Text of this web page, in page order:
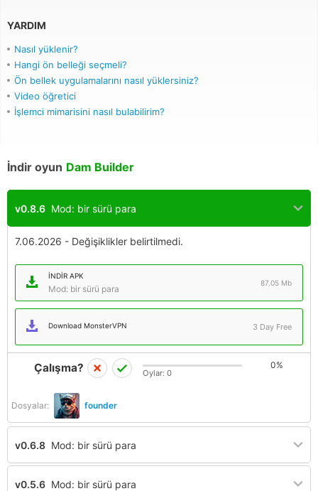
YARDIM
Nasıl yüklenir?
Hangi ön belleği seçmeli?
Ön bellek uygulamalarını nasıl yüklersiniz?
Video öğretici
İşlemci mimarisini nasıl bulabilirim?
İndir oyun Dam Builder
v0.8.6 Mod: bir sürü para
7.06.2026 - Değişiklikler belirtilmedi.
İNDIR APK
Mod: bir sürü para
87.05 Mb
Download MonsterVPN 3 Day Free
Dosyalar: founder
Çalışma? 0%
Oylar: 0
v0.6.8 Mod: bir sürü para
v0.5.6 Mod: bir sürü para